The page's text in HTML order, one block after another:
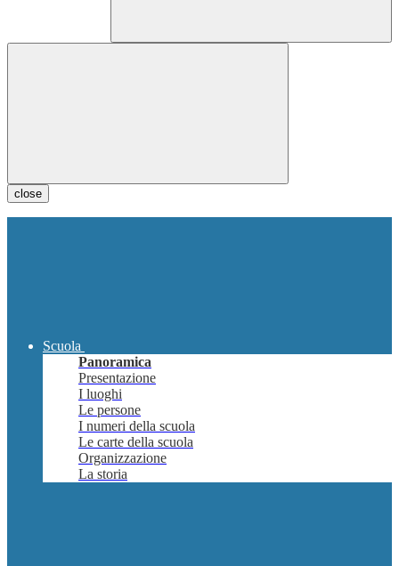
close
Scuola
Panoramica
Presentazione
I luoghi
Le persone
I numeri della scuola
Le carte della scuola
Organizzazione
La storia